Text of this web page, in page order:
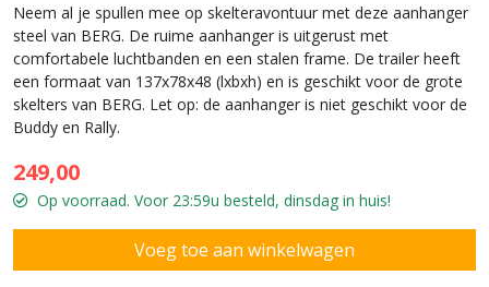
Neem al je spullen mee op skelteravontuur met deze aanhanger
steel van BERG. De ruime aanhanger is uitgerust met
comfortabele luchtbanden en een stalen frame. De trailer heeft
een formaat van 137x78x48 (lxbxh) en is geschikt voor de grote
skelters van BERG. Let op: de aanhanger is niet geschikt voor de
Buddy en Rally.
249,00
Op voorraad. Voor 23:59u besteld, dinsdag in huis!